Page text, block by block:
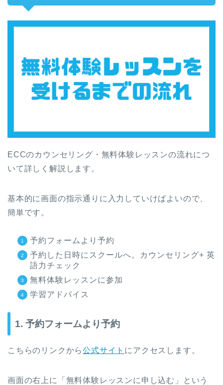
ECCのカウンセリング・無料体験レッスンの流れにつ
いて詳しく解説します。
基本的に画面の指示通りに入力していけばよいので、
簡単です。
予約フォームより予約
予約した日時にスクールへ。カウンセリング+ 英
語力チェック
無料体験レッスンに参加
学習アドバイス
1. 予約フォームより予約
こちらのリンクから公式サイト にアクセスします。
画面の右上に「無料体験レッスンに申し込む」という